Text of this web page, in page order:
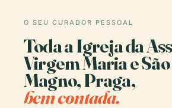
O SEU CURADOR PESSOAL
Toda a Igreja da
Virgem Maria e
Magno, Praga,
bem contada.